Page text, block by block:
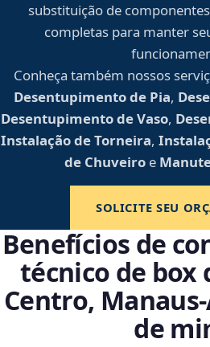
substituição de
completas para manter
Conheça também nossos
Desentupimento de Pia,
Desentupimento de Vaso,
Instalação de Torneira,
de Chuveiro e
SOLICITE SEU
Benefícios de
técnico de box
Centro,
de